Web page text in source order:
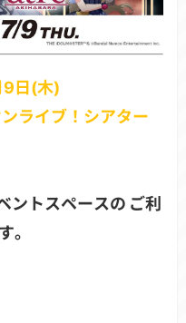
日(木)
ライブ！シアター
ントスペースの ご利
。